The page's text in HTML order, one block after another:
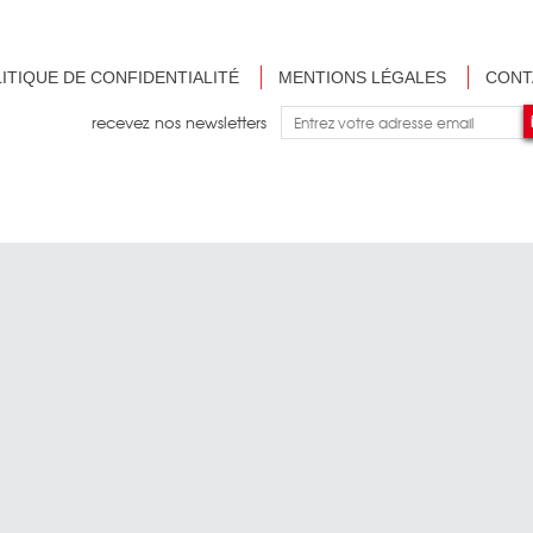
DE CONFIDENTIALITÉ MENTIONS LÉGALES
recevez nos newsletters